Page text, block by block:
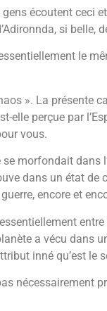
écoutent ceci
si belle,
le
». La présente
perçue par
vous.
morfondait dans
dans un état de
encore et
a vécu dans
inné qu’est le
nécessairement